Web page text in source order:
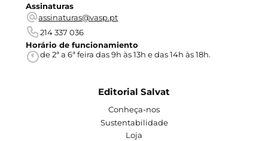
Assinaturas
assinaturas@vasp.pt
214 337 036
Horário de funcionamiento
de 2ª a 6ª feira das 9h às 13h e das 14h às 18h.
Editorial Salvat
Conheça-nos
Sustentabilidade
Loja